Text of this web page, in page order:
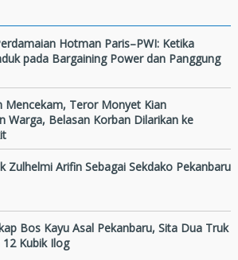
Hotman Paris–PWI: Ketika
pada Bargaining Power dan Panggung
Mencekam, Teror Monyet Kian
Warga, Belasan Korban Dilarikan ke
Zulhelmi Arifin Sebagai Sekdako Pekanbaru
Bos Kayu Asal Pekanbaru, Sita Dua Truk
Kubik Ilog